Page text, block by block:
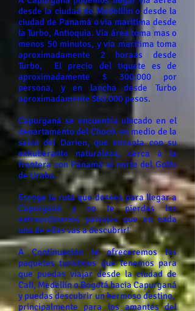
desde la ciudad de Medelllin o desde la
ciudad de Panamá o via maritima desde
la Turbo, Antioquia. Via área toma mas o
menos 50 minutos, y via maritima toma
aproximadamente 2 horaas desde
Turbo, El precio del tiquete es de
aproximadamente $ 300.000 por
persona, y en lancha desde Turbo
aproximadamente $60.000 pesos.
Capurganá se encuentra ubicado en el
departamento del Chocó, en medio de la
selva del Darien, que encanta con su
exhuberante naturaleza, cerca a la
frontera con Panamá al norte del Golfo
de Uraba.
Escoge la ruta que desees para llegar a
Capurganá y no te pierdas los
extraordinarios paisajes que en cada
una de ellas vas a descubrir!
A Continuación te ofreceremos los
paquetes turísticos que tenemos para
que puedas viajar desde la ciudad de
Cali, Medellín o Bogotá hacia Capurganá
y puedas descubrir un hermoso destino,
principalmente para los amantes del